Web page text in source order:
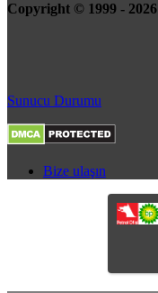
Copyright © 1999 - 2026
Sunucu Durumu
Bize ulaşın